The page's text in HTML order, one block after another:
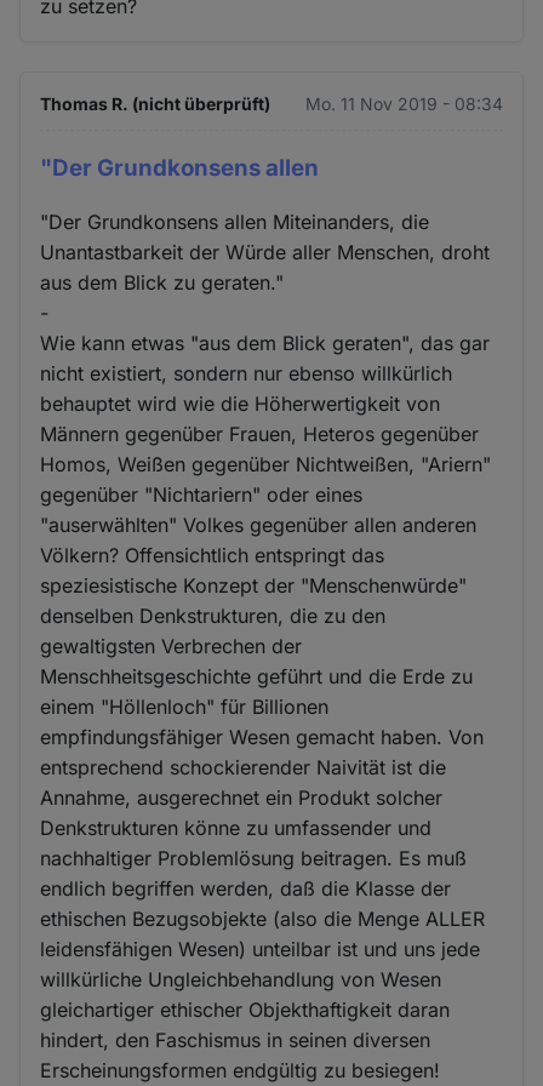
zu setzen?
Thomas R. (nicht überprüft) Mo. 11 Nov 2019 - 08:34
"Der Grundkonsens allen
"Der Grundkonsens allen Miteinanders, die
Unantastbarkeit der Würde aller Menschen, droht
aus dem Blick zu geraten."
-
Wie kann etwas "aus dem Blick geraten", das gar
nicht existiert, sondern nur ebenso willkürlich
behauptet wird wie die Höherwertigkeit von
Männern gegenüber Frauen, Heteros gegenüber
Homos, Weißen gegenüber Nichtweißen, "Ariern"
gegenüber "Nichtariern" oder eines
"auserwählten" Volkes gegenüber allen anderen
Völkern? Offensichtlich entspringt das
speziesistische Konzept der "Menschenwürde"
denselben Denkstrukturen, die zu den
gewaltigsten Verbrechen der
Menschheitsgeschichte geführt und die Erde zu
einem "Höllenloch" für Billionen
empfindungsfähiger Wesen gemacht haben. Von
entsprechend schockierender Naivität ist die
Annahme, ausgerechnet ein Produkt solcher
Denkstrukturen könne zu umfassender und
nachhaltiger Problemlösung beitragen. Es muß
endlich begriffen werden, daß die Klasse der
ethischen Bezugsobjekte (also die Menge ALLER
leidensfähigen Wesen) unteilbar ist und uns jede
willkürliche Ungleichbehandlung von Wesen
gleichartiger ethischer Objekthaftigkeit daran
hindert, den Faschismus in seinen diversen
Erscheinungsformen endgültig zu besiegen!